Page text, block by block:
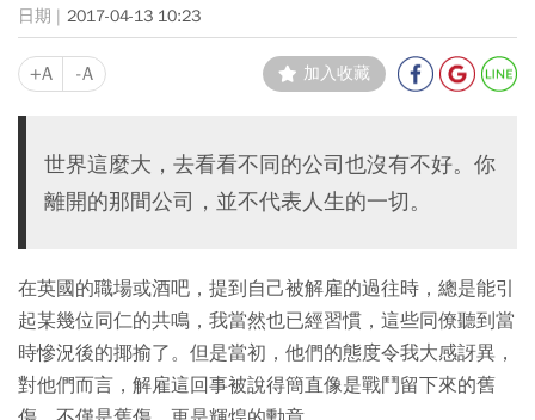
2017-04-13 10:23
+A -A 加入收藏
世界這麼大，去看看不同的公司也沒有不好。你
離開的那間公司，並不代表人生的一切。
在英國的職場或酒吧，提到自己被解雇的過往時，總是能引
起某幾位同仁的共鳴，我當然也已經習慣，這些同僚聽到當
時慘況後的揶揄了。但是當初，他們的態度令我大感訝異，
對他們而言，解雇這回事被說得簡直像是戰鬥留下來的舊